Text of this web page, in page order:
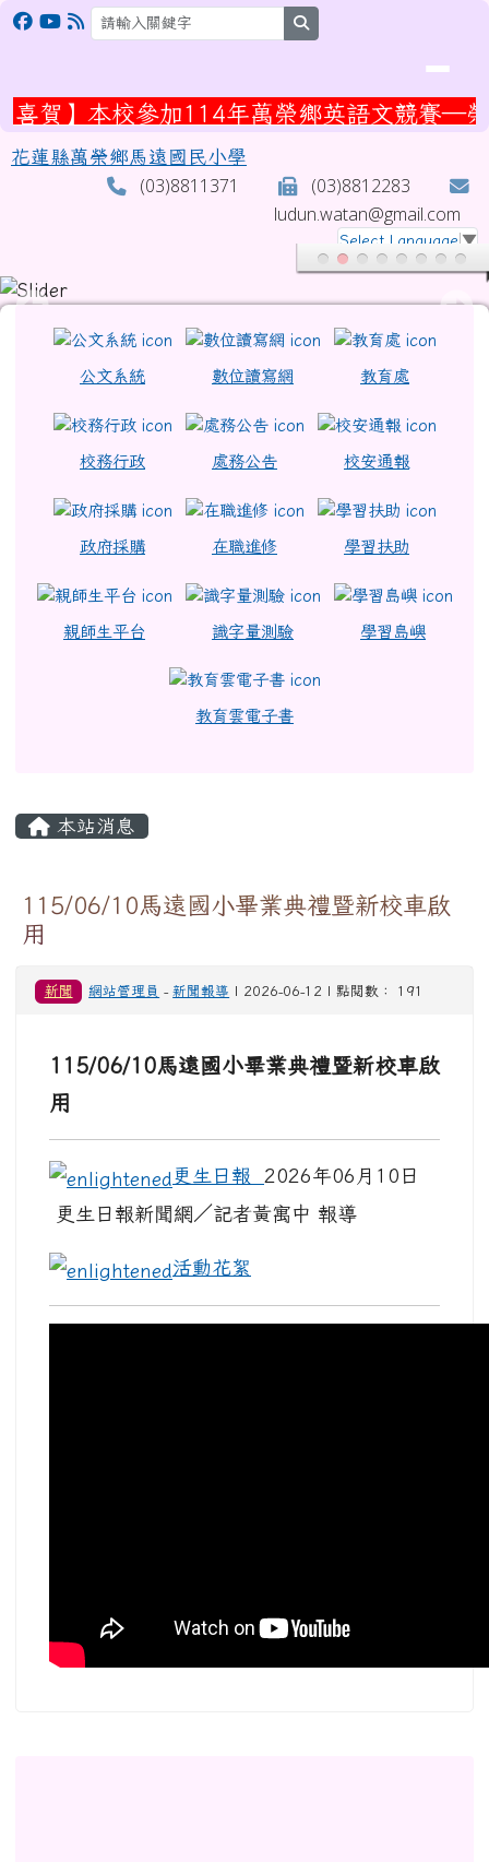
跳至主內容區
花蓮縣萬榮鄉馬遠國民小學
】本校參加114年萬榮鄉英語文競賽—榮獲
花蓮縣萬榮鄉馬遠國民小學
(03)8811371
(03)8812283
ludun.watan@gmail.com
Select Language ▼
公文系統 數位讀寫網 教育處
校務行政 處務公告 校安通報
政府採購 在職進修 學習扶助
親師生平台 識字量測驗 學習島嶼
教育雲電子書
本站消息
115/06/10馬遠國小畢業典禮暨新校車啟
用
新聞 網站管理員 -新聞報導 | 2026-06-12 | 點閱數： 191
115/06/10馬遠國小畢業典禮暨新校車啟
用
ink to https://www.ksnews.com.tw/
link to https://www.ksnews.com.tw/w20230925
link to https://reurl.cc/74qe31 _blank
12/ link to http://hsn.tw/shPSv _blank
更生日報 2026年06月10日
更生日報新聞網／記者黃寓中 報導
link to https://
活動花絮
頁尾區域